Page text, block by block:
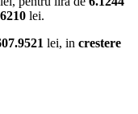
lei.
lei, in crestere